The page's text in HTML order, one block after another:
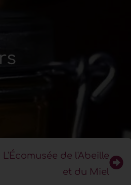
L'Écomusée de l'Abeille
et du Miel